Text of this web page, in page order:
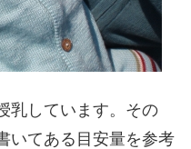
乳しています。その
いてある目安量を参考